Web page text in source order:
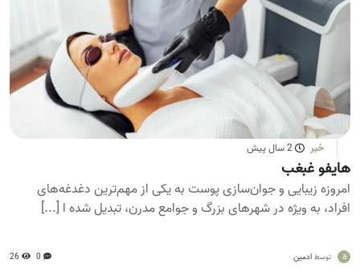
خبر 2 سال پیش
هایفو غبغب
امروزه زیبایی و جوان‌سازی پوست به یکی از مهم‌ترین دغدغه‌های
افراد، به ویژه در شهرهای بزرگ و جوامع مدرن، تبدیل شده ا [...]
a توسط ادمین 0
26